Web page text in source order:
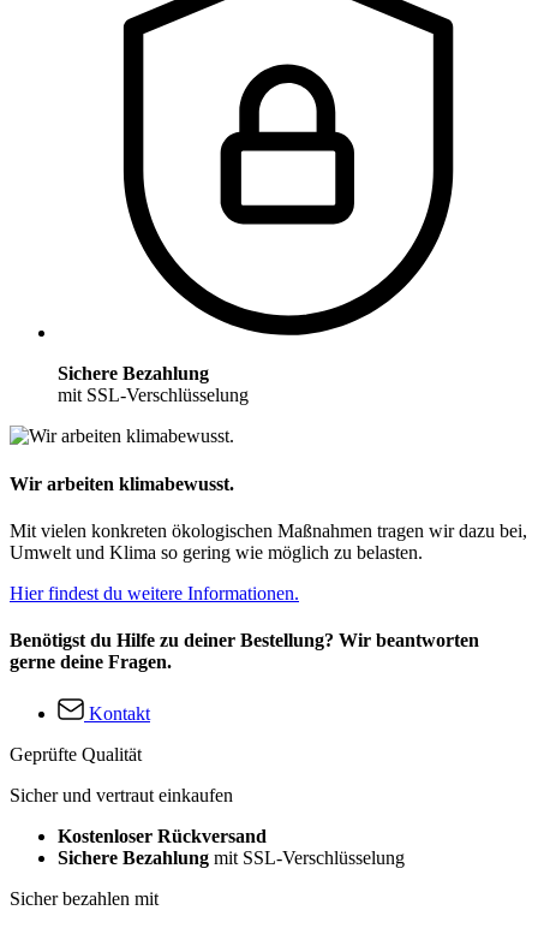
Sichere Bezahlung
mit SSL-Verschlüsselung
Wir arbeiten klimabewusst.
Mit vielen konkreten ökologischen Maßnahmen tragen wir dazu bei,
Umwelt und Klima so gering wie möglich zu belasten.
Hier findest du weitere Informationen.
Benötigst du Hilfe zu deiner Bestellung? Wir beantworten
gerne deine Fragen.
Kontakt
Geprüfte Qualität
Sicher und vertraut einkaufen
Kostenloser Rückversand
Sichere Bezahlung mit SSL-Verschlüsselung
Sicher bezahlen mit